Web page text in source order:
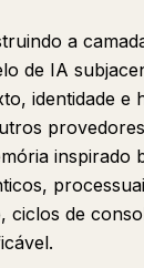
a
de IA
identidade e
inspirado
ciclos de